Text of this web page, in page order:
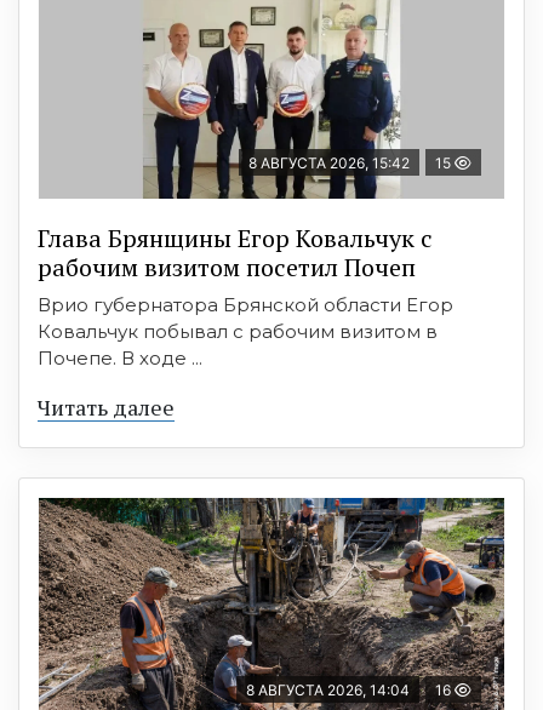
8 АВГУСТА 2026, 15:42 15
Глава Брянщины Егор Ковальчук с
рабочим визитом посетил Почеп
Врио губернатора Брянской области Егор
Ковальчук побывал с рабочим визитом в
Почепе. В ходе ...
Читать далее
8 АВГУСТА 2026, 14:04 16